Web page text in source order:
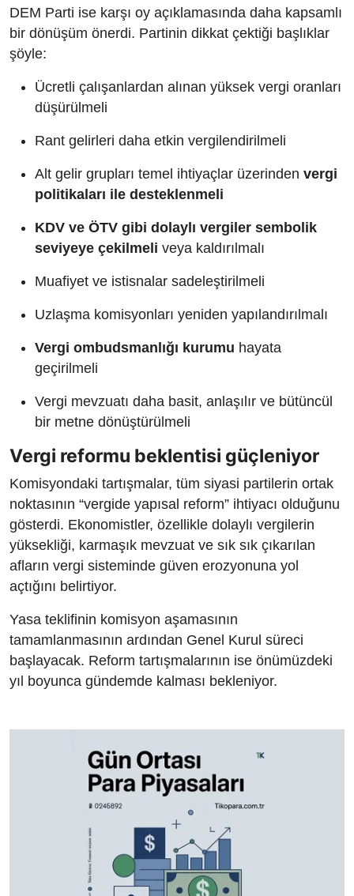
DEM Parti ise karşı oy açıklamasında daha kapsamlı
bir dönüşüm önerdi. Partinin dikkat çektiği başlıklar
şöyle:
Ücretli çalışanlardan alınan yüksek vergi oranları
düşürülmeli
Rant gelirleri daha etkin vergilendirilmeli
Alt gelir grupları temel ihtiyaçlar üzerinden vergi
politikaları ile desteklenmeli
KDV ve ÖTV gibi dolaylı vergiler sembolik
seviyeye çekilmeli veya kaldırılmalı
Muafiyet ve istisnalar sadeleştirilmeli
Uzlaşma komisyonları yeniden yapılandırılmalı
Vergi ombudsmanlığı kurumu hayata
geçirilmeli
Vergi mevzuatı daha basit, anlaşılır ve bütüncül
bir metne dönüştürülmeli
Vergi reformu beklentisi güçleniyor
Komisyondaki tartışmalar, tüm siyasi partilerin ortak
noktasının “vergide yapısal reform” ihtiyacı olduğunu
gösterdi. Ekonomistler, özellikle dolaylı vergilerin
yüksekliği, karmaşık mevzuat ve sık sık çıkarılan
afların vergi sisteminde güven erozyonuna yol
açtığını belirtiyor.
Yasa teklifinin komisyon aşamasının
tamamlanmasının ardından Genel Kurul süreci
başlayacak. Reform tartışmalarının ise önümüzdeki
yıl boyunca gündemde kalması bekleniyor.